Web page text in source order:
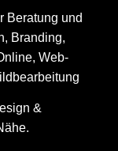
Beratung und
Branding,
Web­
&